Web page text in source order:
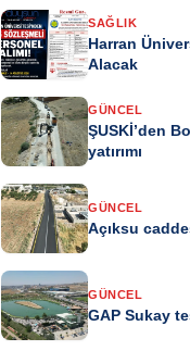
SAĞLIK
Harran
Alacak
GÜNCEL
ŞUSKİ’den
yatırımı
GÜNCEL
Açıksu
GÜNCEL
GAP Sukay